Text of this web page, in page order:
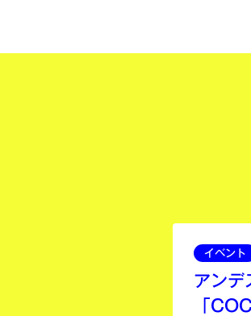
イベント
アンデ
「